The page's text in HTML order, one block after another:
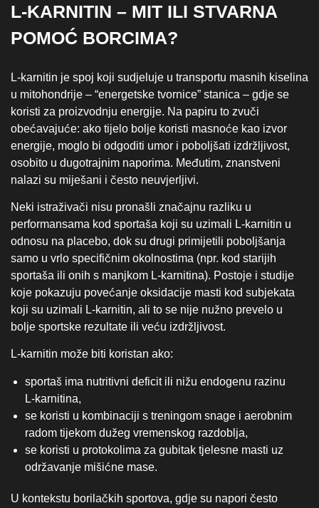
L‑KARNITIN – MIT ILI STVARNA
POMOĆ BORCIMA?
L‑karnitin je spoj koji sudjeluje u transportu masnih kiselina
u mitohondrije – “energetske tvornice” stanica – gdje se
koristi za proizvodnju energije. Na papiru to zvuči
obećavajuće: ako tijelo bolje koristi masnoće kao izvor
energije, moglo bi odgoditi umor i poboljšati izdržljivost,
osobito u dugotrajnim naporima. Međutim, znanstveni
nalazi su miješani i često neuvjerljivi.
Neki istraživači nisu pronašli značajnu razliku u
performansama kod sportaša koji su uzimali L‑karnitin u
odnosu na placebo, dok su drugi primijetili poboljšanja
samo u vrlo specifičnim okolnostima (npr. kod starijih
sportaša ili onih s manjkom L‑karnitina). Postoje i studije
koje pokazuju povećanje oksidacije masti kod subjekata
koji su uzimali L‑karnitin, ali to se nije nužno prevelo u
bolje sportske rezultate ili veću izdržljivost.
L‑karnitin može biti koristan ako:
sportaš ima nutritivni deficit ili nižu endogenu razinu
L‑karnitina,
se koristi u kombinaciji s treningom snage i aerobnim
radom tijekom dužeg vremenskog razdoblja,
se koristi u protokolima za gubitak tjelesne masti uz
održavanje mišićne mase.
U kontekstu borilačkih sportova, gdje su napori često